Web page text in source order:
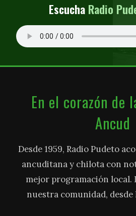
Escucha Radio
En el corazón de
Ancud
Desde 1959, Radio Pudeto
ancuditana y chilota con
mejor programación local.
nuestra comunidad, desde